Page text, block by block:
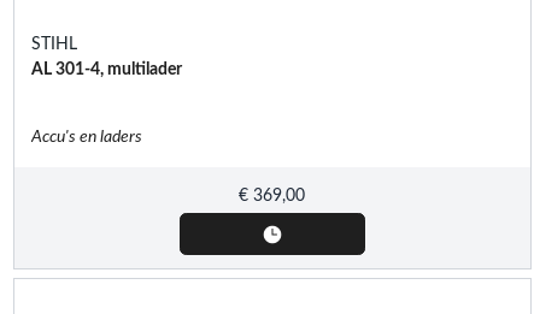
STIHL
AL 301-4, multilader
Accu's en laders
€ 369,00